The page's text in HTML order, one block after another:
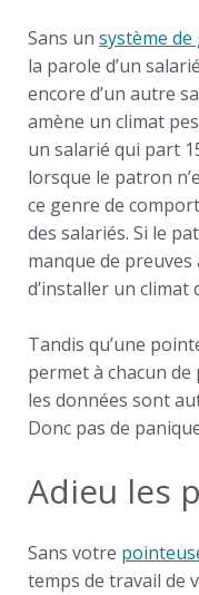
Sans un système
la parole d’un
encore d’un autre
amène un climat
un salarié qui part
lorsque le patron
ce genre de
des salariés. Si le
manque de
d’installer un climat
Tandis qu’une
permet à chacun
les données sont
Donc pas de
Adieu les
Sans votre
temps de travail de